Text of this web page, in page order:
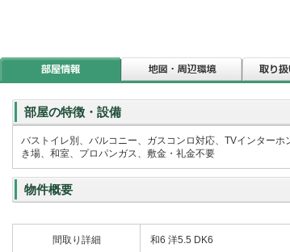
部屋の特徴・設備
バストイレ別、バルコニー、ガスコンロ対応、TVインター
き場、和室、プロパンガス、敷金・礼金不要
物件概要
間取り詳細 和6 洋5.5 DK6